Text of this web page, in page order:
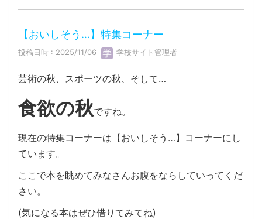
【おいしそう…】特集コーナー
投稿日時 : 2025/11/06 学校サイト管理者
芸術の秋、スポーツの秋、そして…
食欲の秋ですね。
現在の特集コーナーは【おいしそう…】コーナーにし
ています。
ここで本を眺めてみなさんお腹をならしていってくだ
さい。
(気になる本はぜひ借りてみてね)